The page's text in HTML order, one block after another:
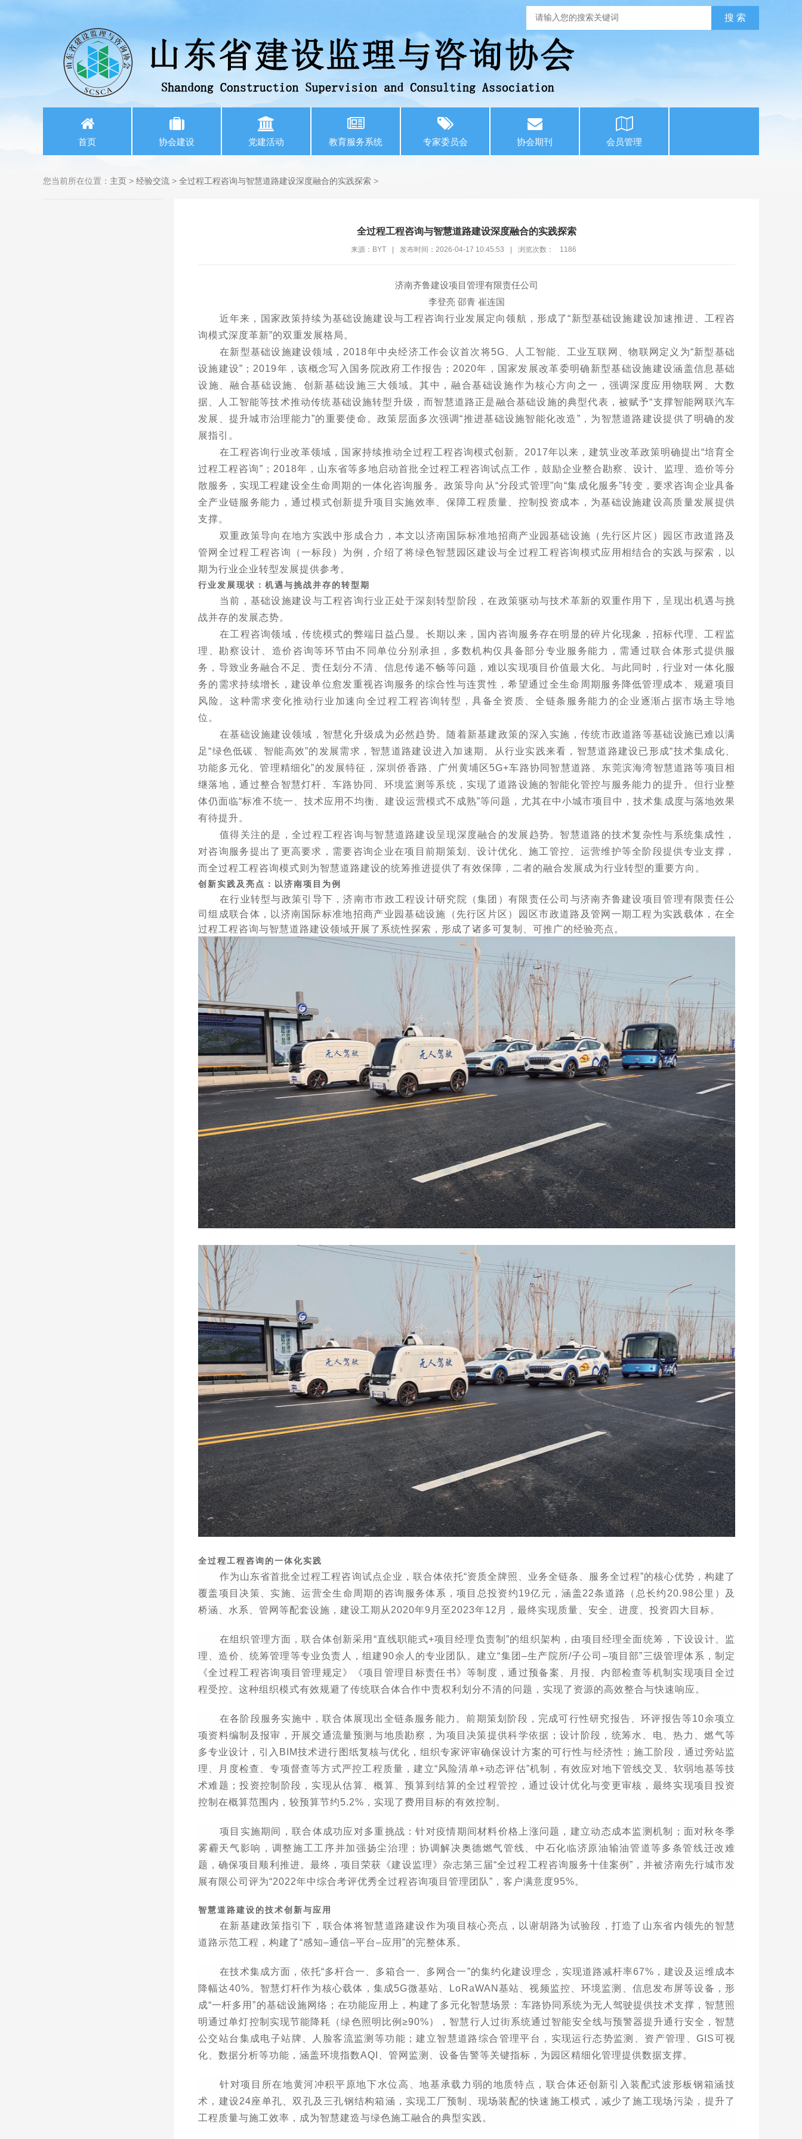
首页 协会建设 党建活动 教育服务系统 专家委员会 协会期刊 会员管理
您当前所在位置： 主页 > 经验交流 > 全过程工程咨询与智慧道路建设深度融合的实践探索 >
全过程工程咨询与智慧道路建设深度融合的实践探索
来源：BYT 发布时间：2026-04-17 10:45:53 浏览次数： 1186
济南齐鲁建设项目管理有限责任公司
李登亮 邵青 崔连国
近年来，国家政策持续为基础设施建设与工程咨询行业发展定向领航，形成了“新型基础设施建设加速推进、工程咨
询模式深度革新”的双重发展格局。
在新型基础设施建设领域， 2018年中央经济工作会议首次将5G 、人工智能、工业互联网、物联网定义为“新型基础
设施建设” ； 2019年，该概念写入国务院政府工作报告； 2020年，国家发展改革委明确新型基础设施建设涵盖信息基础
设施、融合基础设施、创新基础设施三大领域。其中，融合基础设施作为核心方向之一，强调深度应用物联网、大数
据、人工智能等技术推动传统基础设施转型升级，而智慧道路正是融合基础设施的典型代表，被赋予“支撑智能网联汽车
发展、提升城市治理能力”的重要使命。政策层面多次强调“推进基础设施智能化改造” ，为智慧道路建设提供了明确的发
展指引。
在工程咨询行业改革领域，国家持续推动全过程工程咨询模式创新。 2017年以来，建筑业改革政策明确提出“培育全
过程工程咨询” ； 2018年，山东省等多地启动首批全过程工程咨询试点工作，鼓励企业整合勘察、设计、监理、造价等分
散服务，实现工程建设全生命周期的一体化咨询服务。政策导向从“分段式管理”向“集成化服务”转变，要求咨询企业具备
全产业链服务能力，通过模式创新提升项目实施效率、保障工程质量、控制投资成本，为基础设施建设高质量发展提供
支撑。
双重政策导向在地方实践中形成合力，本文以济南国际标准地招商产业园基础设施（先行区片区）园区市政道路及
管网全过程工程咨询（一标段）为例，介绍了将绿色智慧园区建设与全过程工程咨询模式应用相结合的实践与探索，以
期为行业企业转型发展提供参考。
行业发展现状： 机遇与挑战并存的转型期
当前，基础设施建设与工程咨询行业正处于深刻转型阶段，在政策驱动与技术革新的双重作用下，呈现出机遇与挑
战并存的发展态势。
在工程咨询领域，传统模式的弊端日益凸显。长期以来，国内咨询服务存在明显的碎片化现象，招标代理、工程监
理、勘察设计、造价咨询等环节由不同单位分别承担，多数机构仅具备部分专业服务能力，需通过联合体形式提供服
务，导致业务融合不足、责任划分不清、信息传递不畅等问题，难以实现项目价值最大化。与此同时，行业对一体化服
务的需求持续增长，建设单位愈发重视咨询服务的综合性与连贯性，希望通过全生命周期服务降低管理成本、规避项目
风险。这种需求变化推动行业加速向全过程工程咨询转型，具备全资质、全链条服务能力的企业逐渐占据市场主导地
位。
在基础设施建设领域，智慧化升级成为必然趋势。随着新基建政策的深入实施，传统市政道路等基础设施已难以满
足“绿色低碳、智能高效”的发展需求，智慧道路建设进入加速期。从行业实践来看，智慧道路建设已形成“技术集成化、
功能多元化、管理精细化”的发展特征，深圳侨香路、广州黄埔区5G+车路协同智慧道路、东莞滨海湾智慧道路等项目相
继落地，通过整合智慧灯杆、车路协同、环境监测等系统，实现了道路设施的智能化管控与服务能力的提升。但行业整
体仍面临“标准不统一、技术应用不均衡、建设运营模式不成熟”等问题，尤其在中小城市项目中，技术集成度与落地效果
有待提升。
值得关注的是，全过程工程咨询与智慧道路建设呈现深度融合的发展趋势。智慧道路的技术复杂性与系统集成性，
对咨询服务提出了更高要求，需要咨询企业在项目前期策划、设计优化、施工管控、运营维护等全阶段提供专业支撑，
而全过程工程咨询模式则为智慧道路建设的统筹推进提供了有效保障，二者的融合发展成为行业转型的重要方向。
创新实践及亮点：以济南项目为例
在行业转型与政策引导下，济南市市政工程设计研究院（集团）有限责任公司与济南齐鲁建设项目管理有限责任公
司组成联合体，以济南国际标准地招商产业园基础设施（先行区片区）园区市政道路及管网一期工程为实践载体，在全
过程工程咨询与智慧道路建设领域开展了系统性探索，形成了诸多可复制、可推广的经验亮点。
全过程工程咨询的一体化实践
作为山东省首批全过程工程咨询试点企业，联合体依托“资质全牌照、业务全链条、服务全过程”的核心优势，构建了
覆盖项目决策、实施、运营全生命周期的咨询服务体系，项目总投资约19亿元，涵盖22条道路（总长约 20.98公里）及
桥涵、水系、管网等配套设施，建设工期从 2020年9 月至2023年12 月，最终实现质量、安全、进度、投资四大目标。
在组织管理方面，联合体创新采用 “直线职能式+项目经理负责制”的组织架构，由项目经理全面统筹，下设设计、监
理、造价、统筹管理等专业负责人，组建90余人的专业团队。建立“集团 –生产院所/子公司 –项目部”三级管理体系，制定
《全过程工程咨询项目管理规定》《项目管理目标责任书》等制度，通过预备案、月报、内部检查等机制实现项目全过
程受控。这种组织模式有效规避了传统联合体合作中责权利划分不清的问题，实现了资源的高效整合与快速响应。
在各阶段服务实施中，联合体展现出全链条服务能力。前期策划阶段，完成可行性研究报告、环评报告等10余项立
项资料编制及报审，开展交通流量预测与地质勘察，为项目决策提供科学依据；设计阶段，统筹水、电、热力、燃气等
多专业设计，引入 BIM技术进行图纸复核与优化，组织专家评审确保设计方案的可行性与经济性；施工阶段，通过旁站监
理、月度检查、专项督查等方式严控工程质量，建立“风险清单+动态评估”机制，有效应对地下管线交叉、软弱地基等技
术难题；投资控制阶段，实现从估算、概算、预算到结算的全过程管控，通过设计优化与变更审核，最终实现项目投资
控制在概算范围内，较预算节约5.2% ，实现了费用目标的有效控制。
项目实施期间，联合体成功应对多重挑战：针对疫情期间材料价格上涨问题，建立动态成本监测机制；面对秋冬季
雾霾天气影响，调整施工工序并加强扬尘治理；协调解决奥德燃气管线、中石化临济原油输油管道等多条管线迁改难
题，确保项目顺利推进。最终，项目荣获《建设监理》杂志第三届“全过程工程咨询服务十佳案例” ，并被济南先行城市发
展有限公司评为“2022年中综合考评优秀全过程咨询项目管理团队 ” ，客户满意度95%。
智慧道路建设的技术创新与应用
在新基建政策指引下，联合体将智慧道路建设作为项目核心亮点，以谢胡路为试验段，打造了山东省内领先的智慧
道路示范工程，构建了“感知–通信–平台–应用 ”的完整体系。
在技术集成方面，依托“多杆合一、多箱合一、多网合一”的集约化建设理念，实现道路减杆率67% ，建设及运维成本
降幅达40%。智慧灯杆作为核心载体，集成5G微基站、 LoRaWAN 基站、视频监控、环境监测、信息发布屏等设备，形
成“一杆多用”的基础设施网络；在功能应用上，构建了多元化智慧场景：车路协同系统为无人驾驶提供技术支撑，智慧照
明通过单灯控制实现节能降耗（绿色照明比例 ≥90%），智慧行人过街系统通过智能安全线与预警器提升通行安全，智慧
公交站台集成电子站牌、人脸客流监测等功能；建立智慧道路综合管理平台，实现运行态势监测、资产管理、GIS可视
化、数据分析等功能，涵盖环境指数AQI 、管网监测、设备告警等关键指标，为园区精细化管理提供数据支撑。
针对项目所在地黄河冲积平原地下水位高、地基承载力弱的地质特点，联合体还创新引入装配式波形板钢箱涵技
术，建设24座单孔、双孔及三孔钢结构箱涵，实现工厂预制、现场装配的快速施工模式，减少了施工现场污染，提升了
工程质量与施工效率，成为智慧建造与绿色施工融合的典型实践。